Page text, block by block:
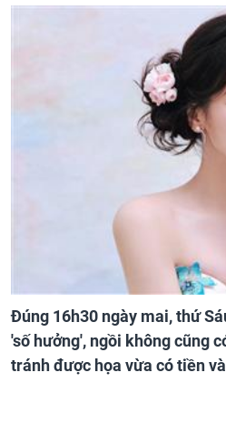
Đúng 16h30 ngày mai, thứ
'số hưởng', ngồi không cũng
tránh được họa vừa có tiền